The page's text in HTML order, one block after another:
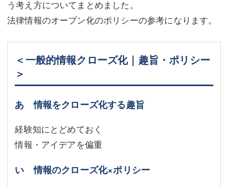
う考え方についてまとめました。
法律情報のオープン化のポリシーの参考になります。
＜一般的情報クローズ化｜趣旨・ポリシー
＞
あ 情報をクローズ化する趣旨
経験知にとどめておく
情報・アイデアを偏重
い 情報のクローズ化×ポリシー